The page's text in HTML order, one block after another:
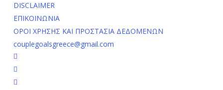
DISCLAIMER
ΕΠΙΚΟΙΝΩΝΙΑ
ΟΡΟΙ ΧΡΗΣΗΣ ΚΑΙ ΠΡΟΣΤΑΣΙΑ ΔΕΔΟΜΕΝΩΝ
couplegoalsgreece@gmail.com
facebook
youtube
instagram